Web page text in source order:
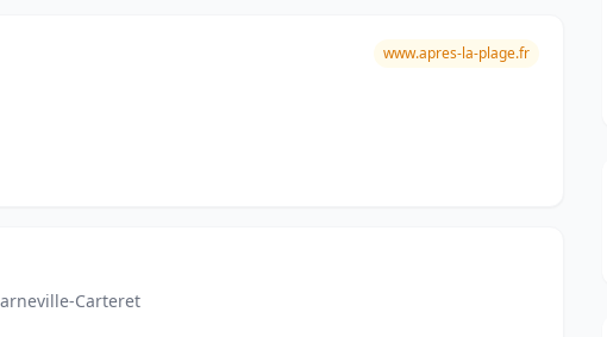
www.apres-la-plage.fr
Carteret